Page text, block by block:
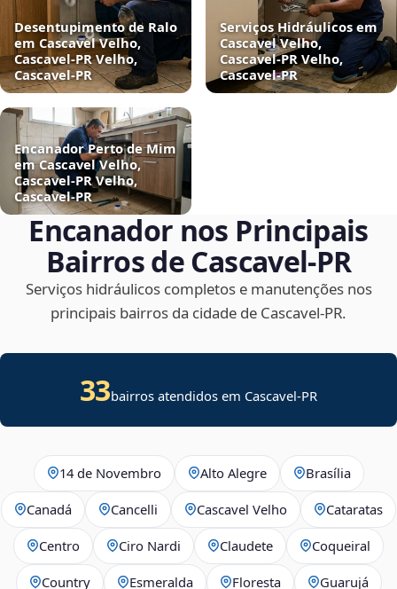
Desentupimento de Ralo
em Cascavel Velho,
Cascavel‑PR Velho,
Cascavel‑PR
Serviços Hidráulicos em
Cascavel Velho,
Cascavel‑PR Velho,
Cascavel‑PR
Encanador Perto de Mim
em Cascavel Velho,
Cascavel‑PR Velho,
Cascavel‑PR
Encanador nos Principais
Bairros de Cascavel‑PR
Serviços hidráulicos completos e manutenções nos
principais bairros da cidade de Cascavel‑PR.
33bairros atendidos em Cascavel-PR
14 de Novembro Alto Alegre Brasília
Canadá Cancelli Cascavel Velho Cataratas
Centro Ciro Nardi Claudete Coqueiral
Country Esmeralda Floresta Guarujá